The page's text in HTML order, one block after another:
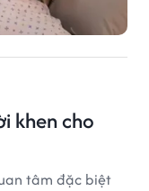
khen cho
tâm đặc biệt